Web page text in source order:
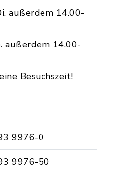
außerdem 14.00-
außerdem 14.00-
Besuchszeit!
9976-0
9976-50